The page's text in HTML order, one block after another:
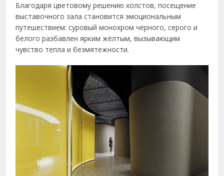
Благодаря цветовому решению холстов, посещение
выставочного зала становится эмоциональным
путешествием: суровый монохром чёрного, серого и
белого разбавлен ярким жёлтым, вызывающим
чувство тепла и безмятежности.